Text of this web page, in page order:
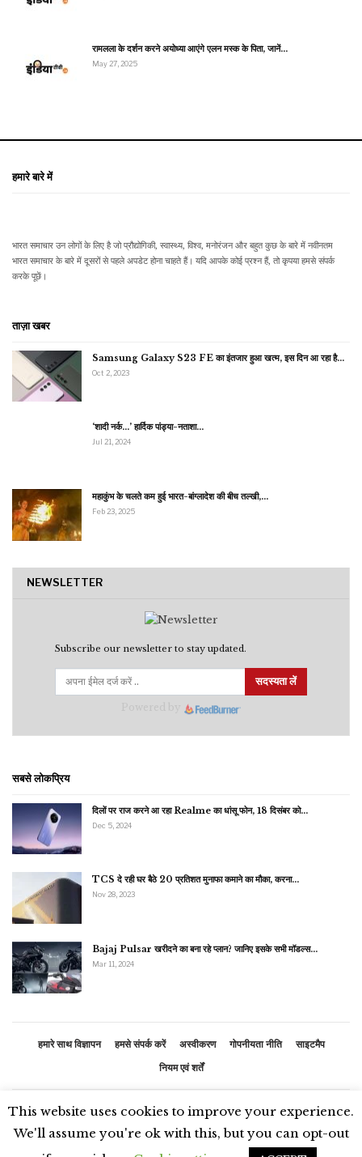
रामलला के दर्शन करने अयोध्या आएंगे एलन मस्क के पिता, जानें…
May 27, 2025
हमारे बारे में
भारत समाचार उन लोगों के लिए है जो प्रौद्योगिकी, स्वास्थ्य, विश्व, मनोरंजन और बहुत कुछ के बारे में नवीनतम
भारत समाचार के बारे में दूसरों से पहले अपडेट होना चाहते हैं। यदि आपके कोई प्रश्न हैं, तो कृपया हमसे संपर्क
करके पूछें।
ताज़ा खबर
Samsung Galaxy S23 FE का इंतजार हुआ खत्म, इस दिन आ रहा है…
Oct 2, 2023
‘शादी नर्क…’ हार्दिक पांड्या-नताशा…
Jul 21, 2024
महाकुंभ के चलते कम हुई भारत-बांग्लादेश की बीच तल्खी,…
Feb 23, 2025
NEWSLETTER
Subscribe our newsletter to stay updated.
सदस्यता लें
सबसे लोकप्रिय
दिलों पर राज करने आ रहा Realme का धांसू फोन, 18 दिसंबर को…
Dec 5, 2024
TCS दे रही घर बैठे 20 प्रतिशत मुनाफा कमाने का मौका, करना…
Nov 28, 2023
Bajaj Pulsar खरीदने का बना रहे प्लान? जानिए इसके सभी मॉडल्स…
Mar 11, 2024
हमारे साथ विज्ञापन हमसे संपर्क करें अस्वीकरण गोपनीयता नीति
साइटमैप
नियम एवं शर्तें
© 2026 - भारतीय समाचार. सर्वाधिकार सुरक्षित
This website uses cookies to improve your experience.
We'll assume you're ok with this, but you can opt-out